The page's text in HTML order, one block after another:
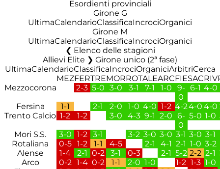
Esordienti provinciali
Girone G
UltimaCalendarioClassificaIncrociOrganici
Girone M
UltimaCalendarioClassificaIncrociOrganici
Elenco delle stagioni
Allievi Elite ❯ Girone unico (2ª fase)
UltimaCalendarioClassificaIncrociOrganiciArbitriCerca
MEZFERTREMORROTALEARCFIESACRIV
Mezzocorona
2-3 5-0 3-0 3-1 7-1 1-0
9-
0
6-1 4-0
Fersina
1-1 2-1 2-0 1-0 4-0 1-2 4-24-0 4-0
Trento Calcio 1-2 1-2 3-0 4-3 9-1 2-0 6-
0
5-0 1-0
Mori S.S.
3-0 1-2 3-1 3-2 3-0 3-0 3-1 3-0 3-1
Rotaliana
0-5 1-2 1-1 4-5 2-1 4-1 2-1 1-0 3-2
Alense
1-4 2-1 0-2 3-1 0-3 2-1 5-2 2-2 2-1
Arco
0-2 1-4 0-2 1-1 2-0 1-0 1-2 1-3 1-0